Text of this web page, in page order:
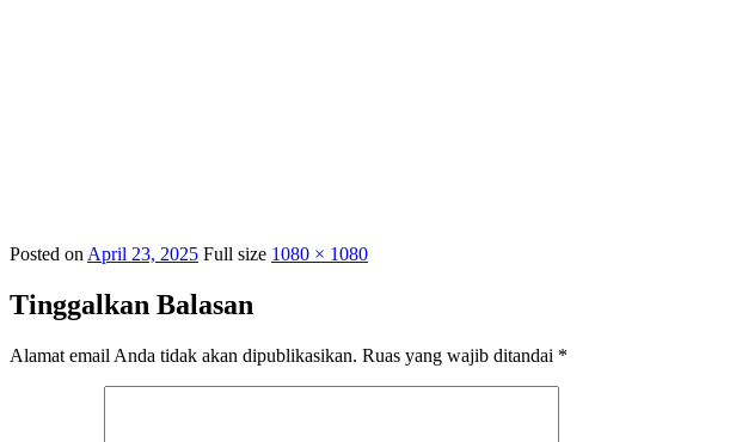
Posted on April 23, 2025 Full size 1080 × 1080
Tinggalkan Balasan
Alamat email Anda tidak akan dipublikasikan. Ruas yang wajib ditandai *